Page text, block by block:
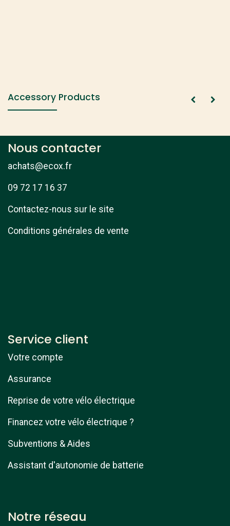
Accessory Products
Nous contacter
achats@ecox.fr
09 72 17 16 37
Contactez-nous sur le site
Conditions générales de vente
Service client
Votre compte
Assurance
Reprise de votre vélo électrique
Financez votre vélo électrique ?
Subventions & Aides
Assistant d'autonomie de batterie
Notre réseau